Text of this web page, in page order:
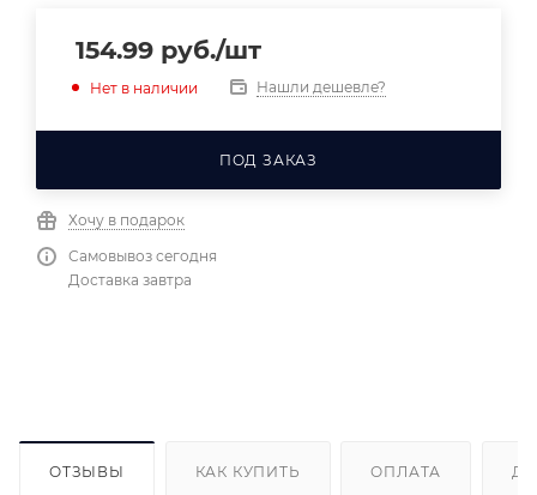
154.99 руб./шт
Нет в наличии Нашли дешевле?
ПОД ЗАКАЗ
Хочу в подарок
Самовывоз сегодня
Доставка завтра
ОТЗЫВЫ КАК КУПИТЬ ОПЛАТА